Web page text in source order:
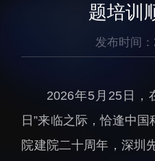
题培训
发布时间
2026年5月25日，
日”来临之际，恰逢中
院建院二十周年，深圳